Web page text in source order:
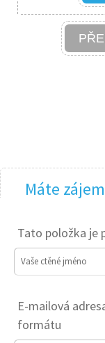
Máte
Tato položka je
Vaše ctěné jméno
E-mailová
formátu